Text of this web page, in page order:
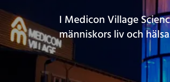
I Medicon Village
människors liv och